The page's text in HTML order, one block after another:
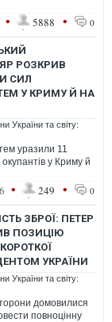
• 5888 • 0
РОЗКРИВ
СИЛ
У КРИМУ Й НА
України та світу:
уразили 11
у Криму й
• 249 • 0
ЗБРОЇ: ПЕТЕР
ПОЗИЦІЮ
УКРАЇНИ
України та світу:
домовилися
повноцінну